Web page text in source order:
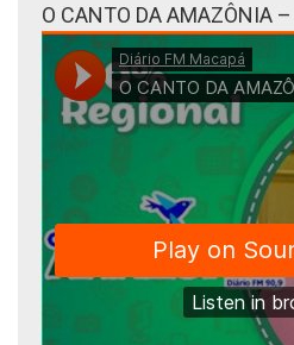
O CANTO DA AMAZÔNIA